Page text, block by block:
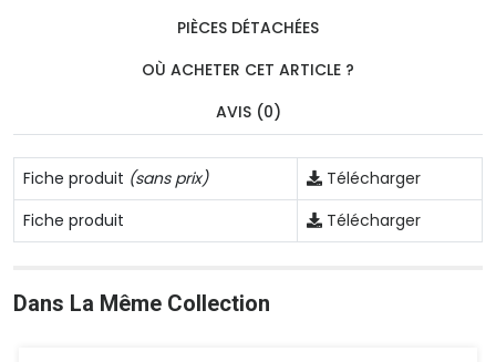
PIÈCES DÉTACHÉES
OÙ ACHETER CET ARTICLE ?
AVIS (0)
Fiche produit (sans prix)
Télécharger
Fiche produit
Télécharger
Dans La Même Collection